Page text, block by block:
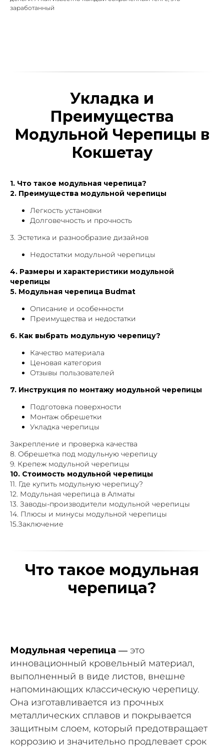
заработанный
Укладка и
Преимущества
Модульной Черепицы в
Кокшетау
1. Что такое модульная черепица?
2. Преимущества модульной черепицы
Легкость установки
Долговечность и прочность
3. Эстетика и разнообразие дизайнов
Недостатки модульной черепицы
4. Размеры и характеристики модульной
черепицы
5. Модульная черепица Budmat
Описание и особенности
Преимущества и недостатки
6. Как выбрать модульную черепицу?
Качество материала
Ценовая категория
Отзывы пользователей
7. Инструкция по монтажу модульной черепицы
Подготовка поверхности
Монтаж обрешетки
Укладка черепицы
Закрепление и проверка качества
8. Обрешетка под модульную черепицу
9. Крепеж модульной черепицы
10. Стоимость модульной черепицы
11. Где купить модульную черепицу?
12. Модульная черепица в Алматы
13. Заводы-производители модульной черепицы
14. Плюсы и минусы модульной черепицы
15.Заключение
Что такое модульная
черепица?
Модульная черепица — это
инновационный кровельный материал,
выполненный в виде листов, внешне
напоминающих классическую черепицу.
Она изготавливается из прочных
металлических сплавов и покрывается
защитным слоем, который предотвращает
коррозию и значительно продлевает срок